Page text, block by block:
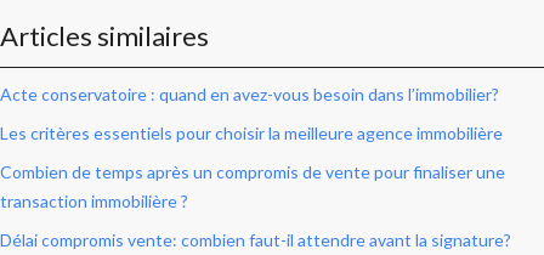
Articles similaires
Acte conservatoire : quand en avez-vous besoin dans l’immobilier?
Les critères essentiels pour choisir la meilleure agence immobilière
Combien de temps après un compromis de vente pour finaliser une
transaction immobilière ?
Délai compromis vente: combien faut-il attendre avant la signature?